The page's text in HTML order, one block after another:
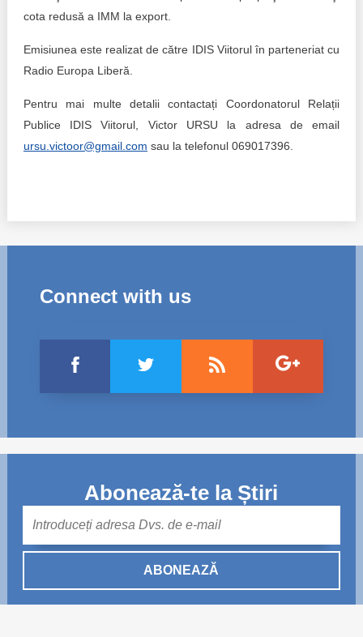
cota redusă a IMM la export.
Emisiunea este realizat de către IDIS Viitorul în parteneriat cu
Radio Europa Liberă.
Pentru mai multe detalii contactați Coordonatorul Relații
Publice IDIS Viitorul, Victor URSU la adresa de email
ursu.victoor@gmail.com sau la telefonul 069017396.
Connect with us
Abonează-te la Știri
ABONEAZĂ